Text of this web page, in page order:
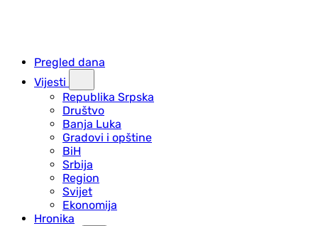
Pregled dana
Vijesti
Republika Srpska
Društvo
Banja Luka
Gradovi i opštine
BiH
Srbija
Region
Svijet
Ekonomija
Hronika